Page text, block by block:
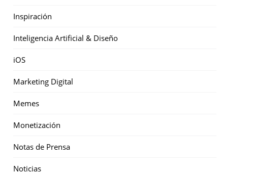
Inspiración
Inteligencia Artificial & Diseño
iOS
Marketing Digital
Memes
Monetización
Notas de Prensa
Noticias